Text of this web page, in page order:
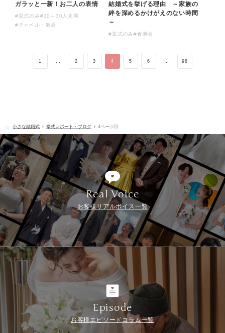
ガラッと一新！お二人の表情
#挙式のみ#10～30人未満
#チャペル・教会
結婚式を挙げる理由 ～家族の
絆を深めるかけがえのない時間
～
#挙式のみ#食事会
1 … 2 3 4 5 6 … 98
小さな結婚式 挙式レポート・ブログ 4ページ目
Real Voice
お客様リアルボイス一覧
Episode
お客様エピソードコラム一覧